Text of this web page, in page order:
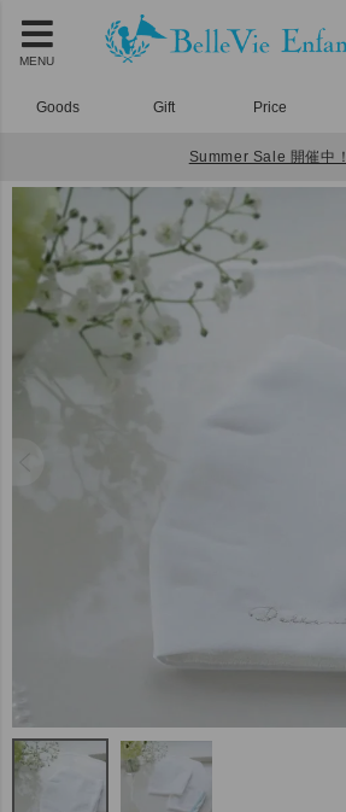
MENU
Goods Gift Price
Summer Sale 開催中！
BelleVie 大人用ガーゼマスク (１枚)